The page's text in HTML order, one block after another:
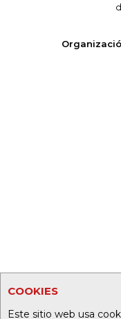
COOKIES
Este sitio web usa